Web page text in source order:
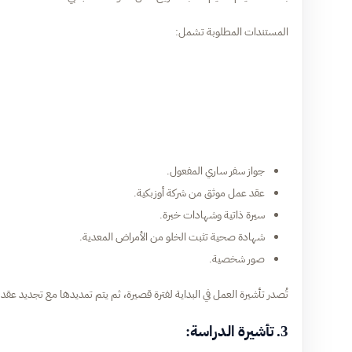
المستندات المطلوبة تشمل:
جواز سفر ساري المفعول.
عقد عمل موثق من شركة أوزبكية.
سيرة ذاتية وشهادات خبرة.
شهادة صحية تثبت الخلو من الأمراض المعدية.
صور شخصية.
تُصدر تأشيرة العمل في البداية لفترة قصيرة، ثم يتم تمديدها مع تجديد
3. تأشيرة الدراسة: